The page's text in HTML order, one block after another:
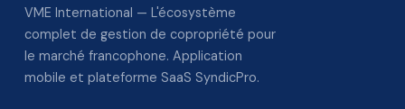
VME International — L'écosystème
complet de gestion de copropriété pour
le marché francophone. Application
mobile et plateforme SaaS SyndicPro.